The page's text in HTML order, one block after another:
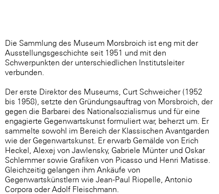
Die Sammlung des Museum Morsbroich ist eng mit der
Ausstellungsgeschichte seit 1951 und mit den
Schwerpunkten der unterschiedlichen Institutsleiter
verbunden.
Der erste Direktor des Museums, Curt Schweicher (1952
bis 1958), setzte den Gründungsauftrag von Morsbroich, der
gegen die Barbarei des Nationalsozialismus und für eine
engagierte Gegenwartskunst formuliert war, beherzt um. Er
sammelte sowohl im Bereich der Klassischen Avantgarden
wie der Gegenwartskunst. Er erwarb Gemälde von Erich
Heckel, Alexej von Jawlensky, Gabriele Münter und Oskar
Schlemmer sowie Grafiken von Picasso und Henri Matisse.
Gleichzeitig gelangen ihm Ankäufe von
Gegenwartskünstlern wie Jean-Paul Riopelle, Antonio
Corpora oder Adolf Fleischmann.